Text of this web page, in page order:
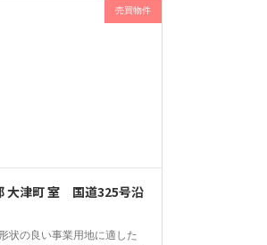
売買物件
大津町 室 国道325号沿
状の良い事業用地に適した